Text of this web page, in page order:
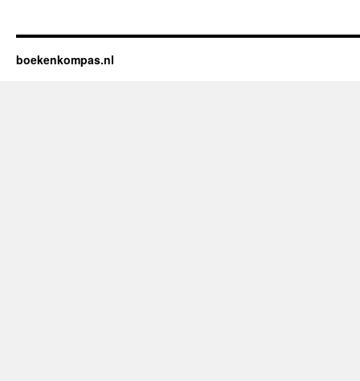
“Reuma
Ontleed:
boekenkompas.nl